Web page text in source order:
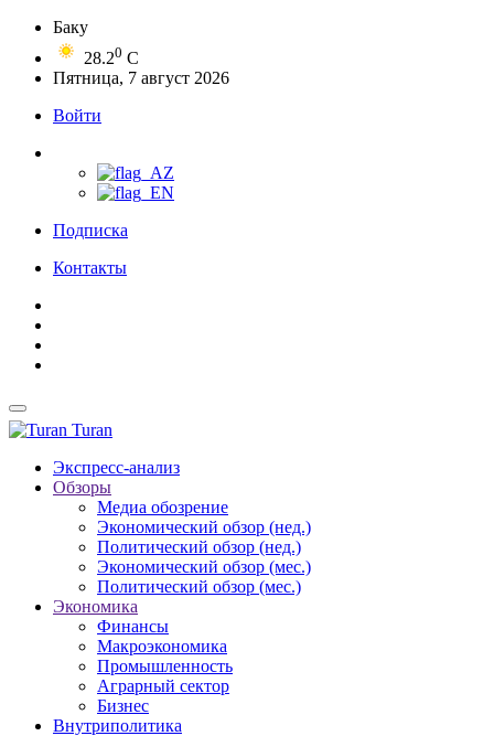
Баку
28.20 C
Пятница, 7 август 2026
Войти
Подписка
Контакты
Turan
Экспресс-анализ
Обзоры
Медиа обозрение
Экономический обзор (нед.)
Политический обзор (нед.)
Экономический обзор (мес.)
Политический обзор (мес.)
Экономика
Финансы
Макроэкономика
Промышленность
Аграрный сектор
Бизнес
Внутриполитика